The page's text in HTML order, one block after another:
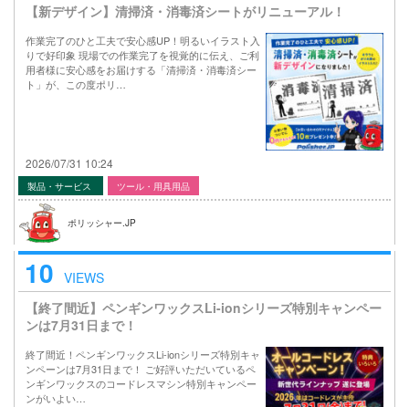
【新デザイン】清掃済・消毒済シートがリニューアル！
作業完了のひと工夫で安心感UP！明るいイラスト入
りで好印象 現場での作業完了を視覚的に伝え、ご利
用者様に安心感をお届けする「清掃済・消毒済シー
ト」が、この度ポリ…
2026/07/31 10:24
製品・サービス ツール・用具用品
ポリッシャー.JP
10 VIEWS
【終了間近】ペンギンワックスLi-ionシリーズ特別キャンペー
ンは7月31日まで！
終了間近！ペンギンワックスLi-ionシリーズ特別キャ
ンペーンは7月31日まで！ ご好評いただいているペ
ンギンワックスのコードレスマシン特別キャンペー
ンがいよい…